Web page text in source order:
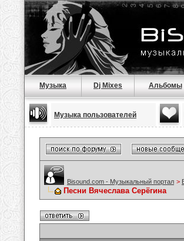
Музыка Dj Mixes Альбомы
Музыка пользователей
Bisound.com - Музыкальный портал >
Песни Вячеслава Серёгина